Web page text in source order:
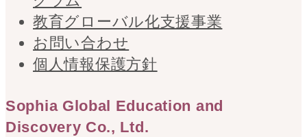
教育グローバル化支援事業
お問い合わせ
個人情報保護方針
Sophia Global Education and
Discovery Co., Ltd.